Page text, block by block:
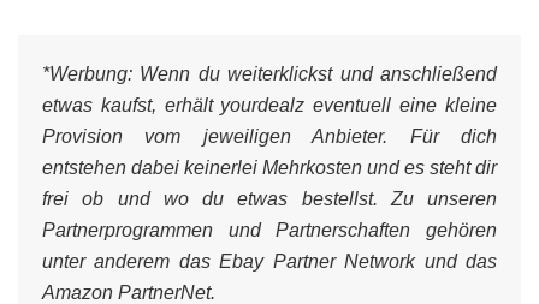
*Werbung: Wenn du weiterklickst und anschließend
etwas kaufst, erhält yourdealz eventuell eine kleine
Provision vom jeweiligen Anbieter. Für dich
entstehen dabei keinerlei Mehrkosten und es steht dir
frei ob und wo du etwas bestellst. Zu unseren
Partnerprogrammen und Partnerschaften gehören
unter anderem das Ebay Partner Network und das
Amazon PartnerNet.